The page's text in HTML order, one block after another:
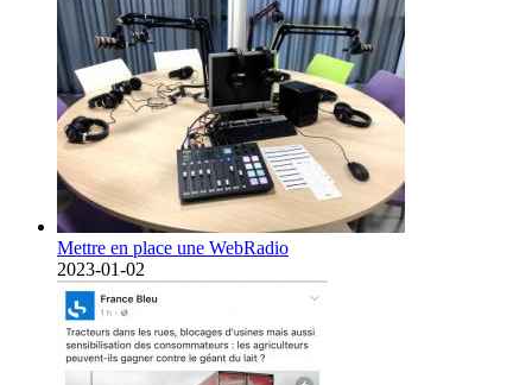
Mettre en place une WebRadio
2023-01-02